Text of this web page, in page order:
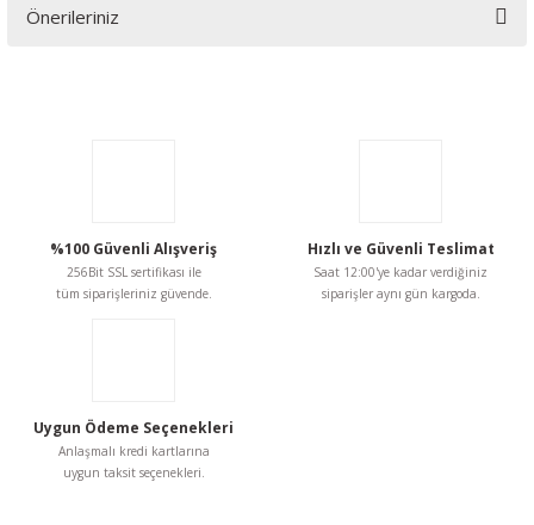
Önerileriniz
Ürün açıklamasında eksik bilgiler bulunuyor.
Ürün bilgilerinde hatalar bulunuyor.
%100 Güvenli Alışveriş
256Bit SSL sertifikası ile
tüm siparişleriniz güvende.
Hızlı ve Güvenli Teslimat
Saat 12:00'ye kadar verdiğiniz
siparişler aynı gün kargoda.
Uygun Ödeme Seçenekleri
Anlaşmalı kredi kartlarına
uygun taksit seçenekleri.